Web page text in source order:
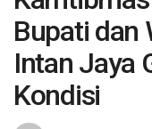
Bupati dan
Intan Jaya
Kondisi